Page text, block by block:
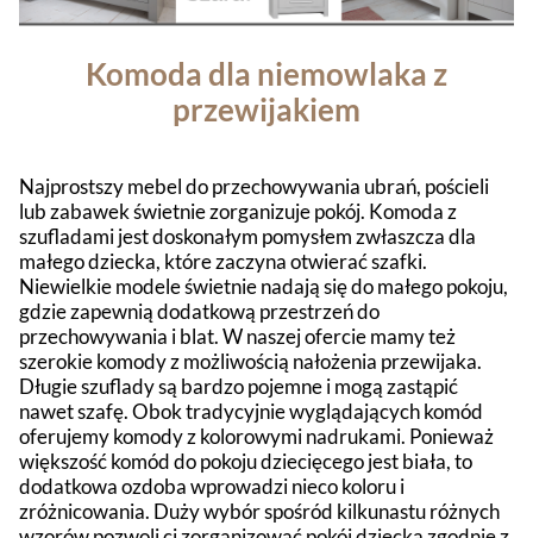
Komoda dla niemowlaka z
przewijakiem
Najprostszy mebel do przechowywania ubrań, pościeli
lub zabawek świetnie zorganizuje pokój. Komoda z
szufladami jest doskonałym pomysłem zwłaszcza dla
małego dziecka, które zaczyna otwierać szafki.
Niewielkie modele świetnie nadają się do małego pokoju,
gdzie zapewnią dodatkową przestrzeń do
przechowywania i blat. W naszej ofercie mamy też
szerokie komody z możliwością nałożenia przewijaka.
Długie szuflady są bardzo pojemne i mogą zastąpić
nawet szafę. Obok tradycyjnie wyglądających komód
oferujemy komody z kolorowymi nadrukami. Ponieważ
większość komód do pokoju dziecięcego jest biała, to
dodatkowa ozdoba wprowadzi nieco koloru i
zróżnicowania. Duży wybór spośród kilkunastu różnych